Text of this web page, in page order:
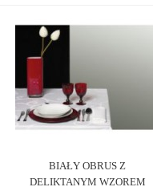
BIAŁY OBRUS Z
DELIKTANYM WZOREM
zazwyczaj
roboczych
Producent::
zazwyczaj